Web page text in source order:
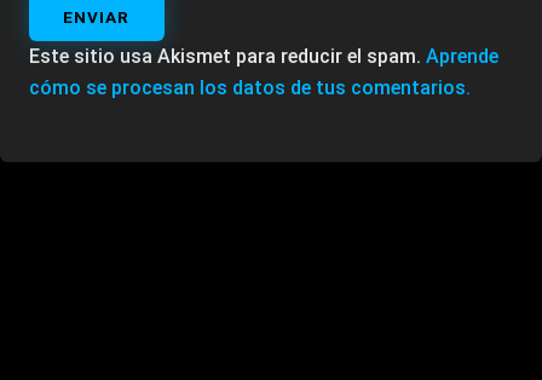
ENVIAR
Este sitio usa Akismet para reducir el spam. Aprende
cómo se procesan los datos de tus comentarios.